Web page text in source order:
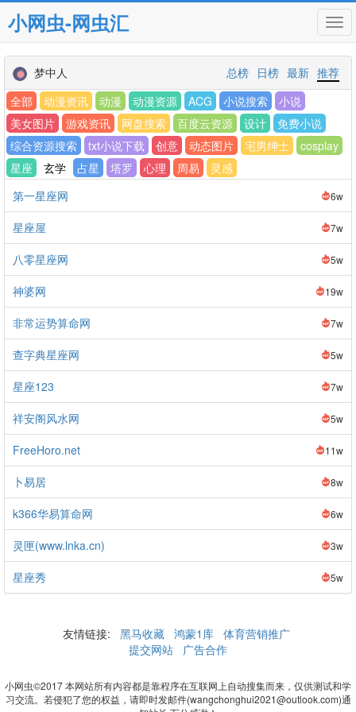
小网虫-网虫汇
梦中人 推荐
最新
日榜
总榜
全部
动漫资讯 动漫 动漫资源 ACG 小说搜索
小说
美女图片
游戏资讯 网盘搜索 百度云资源 设计
免费小说
综合资源搜索
txt小说下载 创意 动态图片 宅男绅士
cosplay
星座
玄学 占星 塔罗 心理 周易
灵感
第一星座网
6w
星座屋 7w
八零星座网 5w
神婆网 19w
非常运势算命网 7w
查字典星座网 5w
星座123 7w
祥安阁风水网 5w
FreeHoro.net 11w
卜易居 8w
k366华易算命网 6w
灵匣(www.lnka.cn) 3w
星座秀 5w
友情链接: 黑马收藏 鸿蒙1库 体育营销推广
提交网站
广告合作
小网虫©2017 本网站所有内容都是靠程序在互联网上自动搜集而来，仅供测试和学
习交流。若侵犯了您的权益，请即时发邮件(wangchonghui2021@outlook.com)通